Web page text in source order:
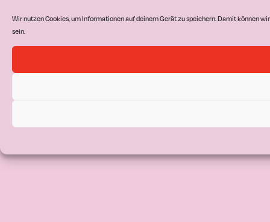
Wir nutzen Cookies, um Informationen auf deinem Gerät zu speichern. Damit können
sein.